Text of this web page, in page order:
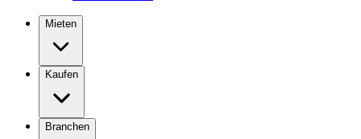
Mieten
Kaufen
Branchen